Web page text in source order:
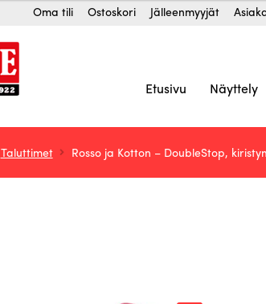
Oma tili Ostoskori Jälleenmyyjät
Etusivu Näyttely
Taluttimet Rosso ja Kotton – DoubleStop,
-